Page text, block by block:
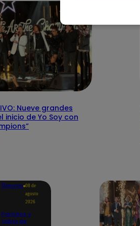
Nueve grandes
inicio de Yo Soy con
Deportes 08 de
agosto
2026
Partidos y
tabla de